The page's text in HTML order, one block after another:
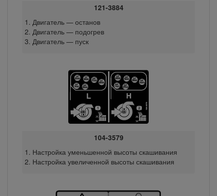
121-3884
Двигатель — останов
Двигатель — подогрев
Двигатель — пуск
104-3579
Настройка уменьшенной высоты скашивания
Настройка увеличенной высоты скашивания